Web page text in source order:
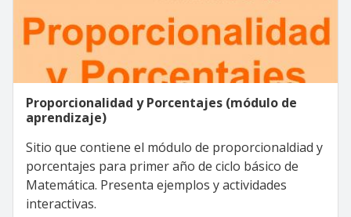
Proporcionalidad y Porcentajes (módulo de
aprendizaje)
Sitio que contiene el módulo de proporcionaldiad y
porcentajes para primer año de ciclo básico de
Matemática. Presenta ejemplos y actividades
interactivas.